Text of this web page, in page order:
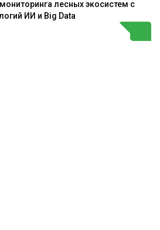
лесных экосистем с
ИИ и Big Data